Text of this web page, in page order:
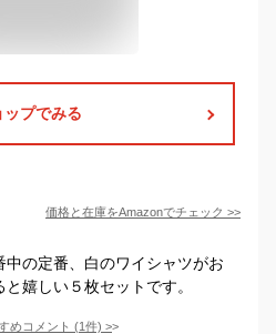
ップでみる
価格と在庫をAmazonでチェック >>
の定番、白のワイシャツがお
嬉しい５枚セットです。
めコメント (1件) >